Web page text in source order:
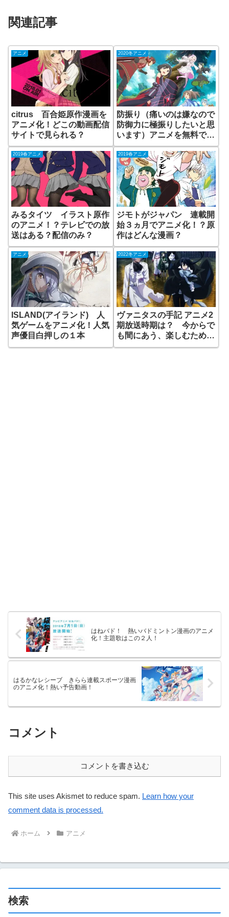
関連記事
アニメ
citrus 百合姫原作漫画を
アニメ化！どこの動画配信
サイトで見られる？
2020冬アニメ
防振り（痛いのは嫌なので
防御力に極振りしたいと思
います）アニメを無料で見
られる動画配信サイトはあ
る？
2019春アニメ
みるタイツ イラスト原作
のアニメ！？テレビでの放
送はある？配信のみ？
2019春アニメ
ジモトがジャパン 連載開
始３ヵ月でアニメ化！？原
作はどんな漫画？
アニメ
ISLAND(アイランド) 人
気ゲームをアニメ化！人気
声優目白押しの１本
2022冬アニメ
ヴァニタスの手記 アニメ2
期放送時期は？ 今からで
も間にあう、楽しむための
3つのポイント！
はねバド！ 熱いバドミントン漫画のアニメ
化！主題歌はこの２人！
はるかなレシーブ きらら連載スポーツ漫画
のアニメ化！熱い予告動画！
コメント
コメントを書き込む
This site uses Akismet to reduce spam. Learn how your
comment data is processed.
ホーム アニメ
検索